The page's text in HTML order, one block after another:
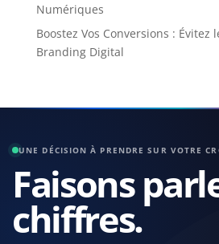
Numériques
Boostez Vos Conversions : Évitez
Branding Digital
UNE DÉCISION À PRENDRE SUR VOTRE
Faisons
chiffres.